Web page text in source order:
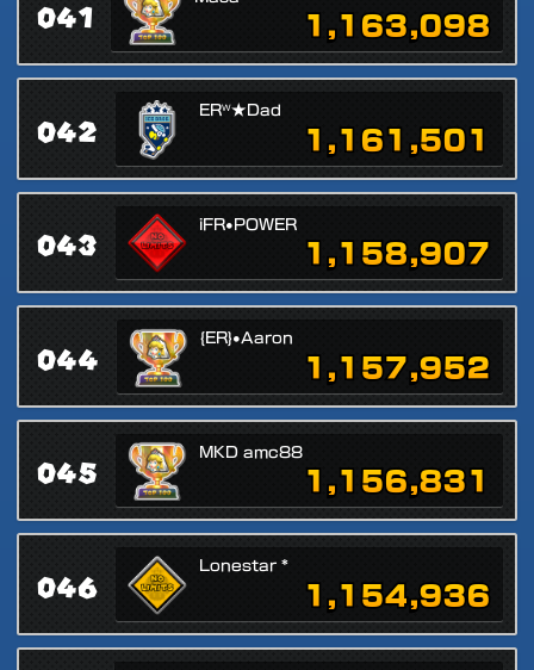
041 1,163,098
042
ERᵂ★Dad
1,161,501
043
iFR•POWER
1,158,907
044
{ER}•Aaron
1,157,952
045
MKD amc88
1,156,831
046
Lonestar *
1,154,936